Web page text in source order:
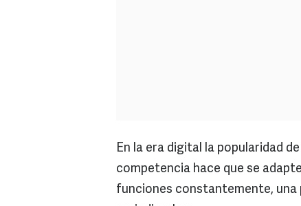
En la era digital la popularidad
competencia hace que se
funciones constantemente,